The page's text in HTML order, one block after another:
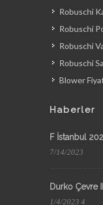
Robuschi
Robuschi
Robuschi
Robuschi
Blower
Haberler
F İstanbul
7/14/2023
Durko Çevre
1/4/2023 4